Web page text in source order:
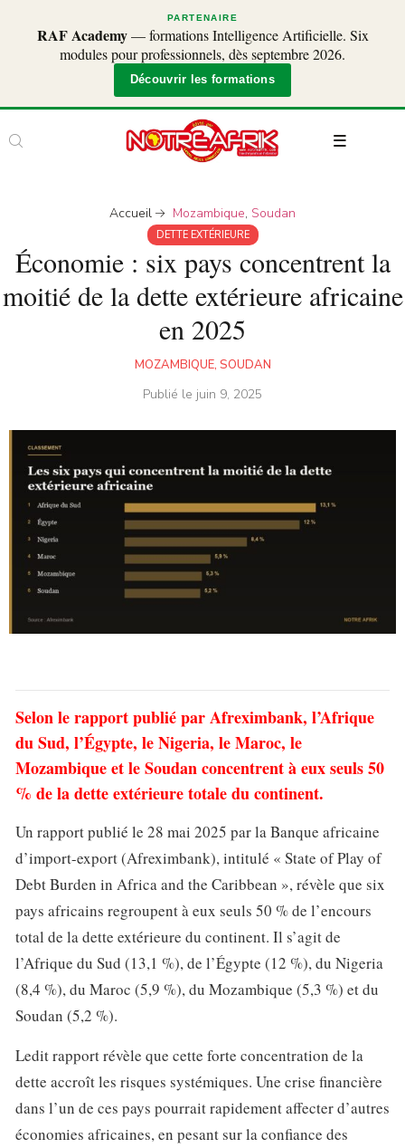
PARTENAIRE
RAF Academy— formations Intelligence Artificielle. Six
modules pour professionnels, dès septembre 2026.
Découvrir les formations
Accueil Mozambique, Soudan
DETTE EXTÉRIEURE
Économie : six pays concentrent la
moitié de la dette extérieure africaine
en 2025
MOZAMBIQUE, SOUDAN
Publié le juin 9, 2025
Selon le rapport publié par Afreximbank, l’Afrique
du Sud, l’Égypte, le Nigeria, le Maroc, le
Mozambique et le Soudan concentrent à eux seuls 50
% de la dette extérieure totale du continent.
Un rapport publié le 28 mai 2025 par la Banque africaine
d’import-export (Afreximbank), intitulé « State of Play of
Debt Burden in Africa and the Caribbean », révèle que six
pays africains regroupent à eux seuls 50 % de l’encours
total de la dette extérieure du continent. Il s’agit de
l’Afrique du Sud (13,1 %), de l’Égypte (12 %), du Nigeria
(8,4 %), du Maroc (5,9 %), du Mozambique (5,3 %) et du
Soudan (5,2 %).
Ledit rapport révèle que cette forte concentration de la
dette accroît les risques systémiques. Une crise financière
dans l’un de ces pays pourrait rapidement affecter d’autres
économies africaines, en pesant sur la confiance des